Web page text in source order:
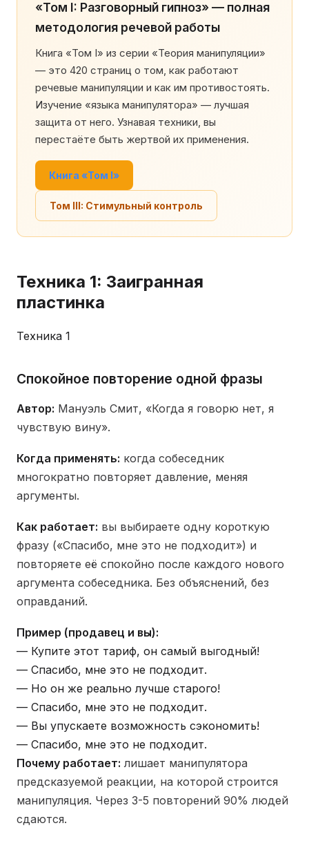
«Том I: Разговорный гипноз» — полная
методология речевой работы
Книга «Том I» из серии «Теория манипуляции»
— это 420 страниц о том, как работают
речевые манипуляции и как им противостоять.
Изучение «языка манипулятора» — лучшая
защита от него. Узнавая техники, вы
перестаёте быть жертвой их применения.
Книга «Том I»
Том III: Стимульный контроль
Техника 1: Заигранная
пластинка
Техника 1
Спокойное повторение одной фразы
Автор: Мануэль Смит, «Когда я говорю нет, я
чувствую вину».
Когда применять: когда собеседник
многократно повторяет давление, меняя
аргументы.
Как работает: вы выбираете одну короткую
фразу («Спасибо, мне это не подходит») и
повторяете её спокойно после каждого нового
аргумента собеседника. Без объяснений, без
оправданий.
Пример (продавец и вы):
— Купите этот тариф, он самый выгодный!
— Спасибо, мне это не подходит.
— Но он же реально лучше старого!
— Спасибо, мне это не подходит.
— Вы упускаете возможность сэкономить!
— Спасибо, мне это не подходит.
Почему работает: лишает манипулятора
предсказуемой реакции, на которой строится
манипуляция. Через 3-5 повторений 90% людей
сдаются.